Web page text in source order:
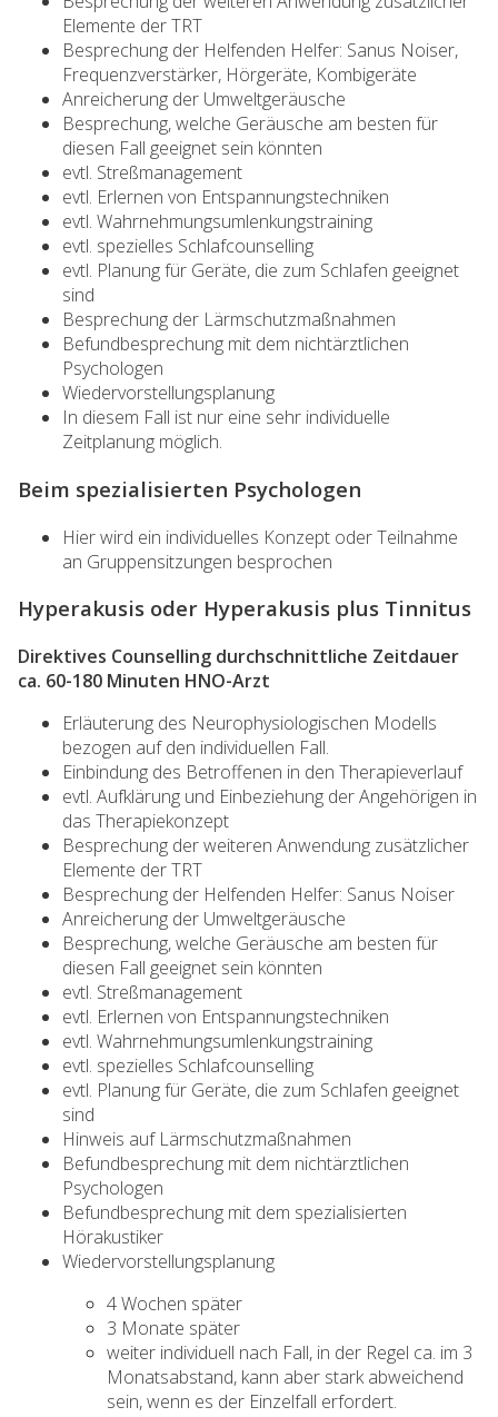
Elemente der TRT
Besprechung der Helfenden Helfer: Sanus Noiser,
Frequenzverstärker, Hörgeräte, Kombigeräte
Anreicherung der Umweltgeräusche
Besprechung, welche Geräusche am besten für
diesen Fall geeignet sein könnten
evtl. Streßmanagement
evtl. Erlernen von Entspannungstechniken
evtl. Wahrnehmungsumlenkungstraining
evtl. spezielles Schlafcounselling
evtl. Planung für Geräte, die zum Schlafen geeignet
sind
Besprechung der Lärmschutzmaßnahmen
Befundbesprechung mit dem nichtärztlichen
Psychologen
Wiedervorstellungsplanung
In diesem Fall ist nur eine sehr individuelle
Zeitplanung möglich.
Beim spezialisierten Psychologen
Hier wird ein individuelles Konzept oder Teilnahme
an Gruppensitzungen besprochen
Hyperakusis oder Hyperakusis plus Tinnitus
Direktives Counselling durchschnittliche Zeitdauer
ca. 60-180 Minuten HNO-Arzt
Erläuterung des Neurophysiologischen Modells
bezogen auf den individuellen Fall.
Einbindung des Betroffenen in den Therapieverlauf
evtl. Aufklärung und Einbeziehung der Angehörigen in
das Therapiekonzept
Besprechung der weiteren Anwendung zusätzlicher
Elemente der TRT
Besprechung der Helfenden Helfer: Sanus Noiser
Anreicherung der Umweltgeräusche
Besprechung, welche Geräusche am besten für
diesen Fall geeignet sein könnten
evtl. Streßmanagement
evtl. Erlernen von Entspannungstechniken
evtl. Wahrnehmungsumlenkungstraining
evtl. spezielles Schlafcounselling
evtl. Planung für Geräte, die zum Schlafen geeignet
sind
Hinweis auf Lärmschutzmaßnahmen
Befundbesprechung mit dem nichtärztlichen
Psychologen
Befundbesprechung mit dem spezialisierten
Hörakustiker
Wiedervorstellungsplanung
4 Wochen später
3 Monate später
weiter individuell nach Fall, in der Regel ca. im 3
Monatsabstand, kann aber stark abweichend
sein, wenn es der Einzelfall erfordert.